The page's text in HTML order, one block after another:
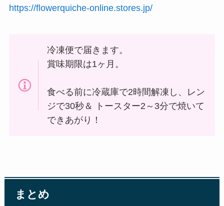
https://flowerquiche-online.stores.jp/
冷凍便で届きます。
賞味期限は1ヶ月。
食べる前に冷蔵庫で2時間解凍し、レン
ジで30秒＆ トースター2～3分で焼いて
できあがり！
まとめ